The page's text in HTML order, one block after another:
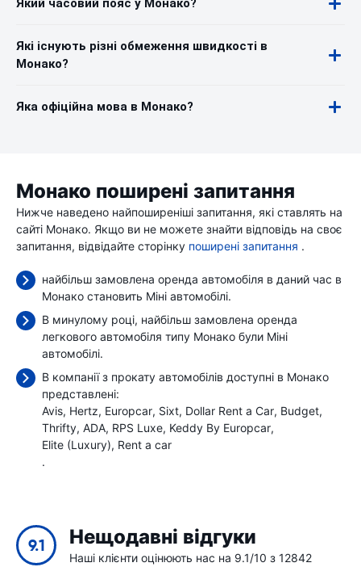
Який часовий пояс у Монако?
Які існують різні обмеження швидкості в
Монако?
Яка офіційна мова в Монако?
Монако поширені запитання
Нижче наведено найпоширеніші запитання, які ставлять на
сайті Монако. Якщо ви не можете знайти відповідь на своє
запитання, відвідайте сторінку поширені запитання .
найбільш замовлена оренда автомобіля в даний час в
Монако становить Міні автомобілі.
В минулому році, найбільш замовлена оренда
легкового автомобіля типу Монако були Міні
автомобілі.
В компанії з прокату автомобілів доступні в Монако
представлені:
Avis Hertz Europcar Sixt Dollar Rent a Car Budget
Thrifty ADA RPS Luxe Keddy By Europcar
Elite (Luxury) Rent a car
.
9.1 Нещодавні відгуки
Наші клієнти оцінюють нас на 9.1/10 з 12842